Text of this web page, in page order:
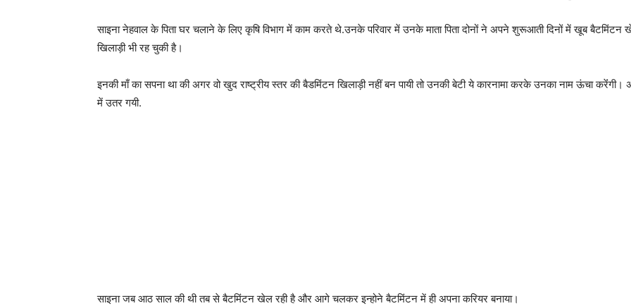
साइना नेहवाल के पिता घर चलाने के लिए कृषि विभाग में काम करते थे.उनके परिवार में उनके माता पिता दोनों ने अपने शुरूआती दिनों में खूब बैटमिंटन
खिलाड़ी भी रह चुकी है।
इनकी माँ का सपना था की अगर वो खुद राष्ट्रीय स्तर की बैडमिंटन खिलाड़ी नहीं बन पायी तो उनकी बेटी ये कारनामा करके उनका नाम ऊंचा
में उतर गयी.
साइना जब आठ साल की थी तब से बैटमिंटन खेल रही है और आगे चलकर इन्होने बैटमिंटन में ही अपना करियर बनाया।